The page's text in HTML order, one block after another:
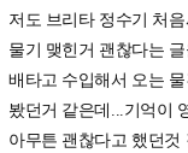
저도 브리타 정수기 처
물기 맺힌거 괜찮다는
배타고 수입해서 오는
봤던거 같은데...기억이
아무튼 괜찮다고 했던것